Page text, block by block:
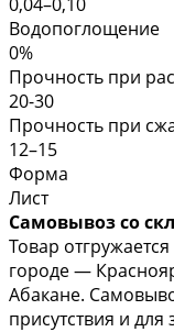
Водопоглощение
0%
Прочность при
20-30
Прочность при
12–15
Форма
Лист
Самовывоз со
Товар
городе —
Абакане.
присутствия и